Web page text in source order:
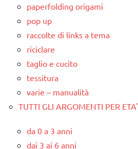
paperfolding origami
pop up
raccolte di links a tema
riciclare
taglio e cucito
tessitura
varie – manualità
TUTTI GLI ARGOMENTI PER ETA'
da 0 a 3 anni
dai 3 ai 6 anni